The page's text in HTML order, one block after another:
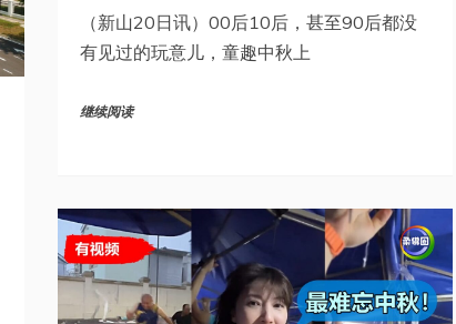
（新山20日讯）00后10后，甚至90后都没
有见过的玩意儿，童趣中秋上
继续阅读